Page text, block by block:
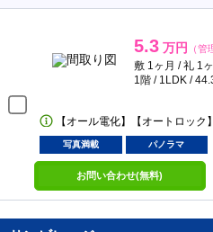
5.3 万円 （管
敷 1ヶ月 / 礼 1
1階 / 1LDK /
【オール電化】【オートロック
写真満載 パノラマ
お問い合わせ(無料)